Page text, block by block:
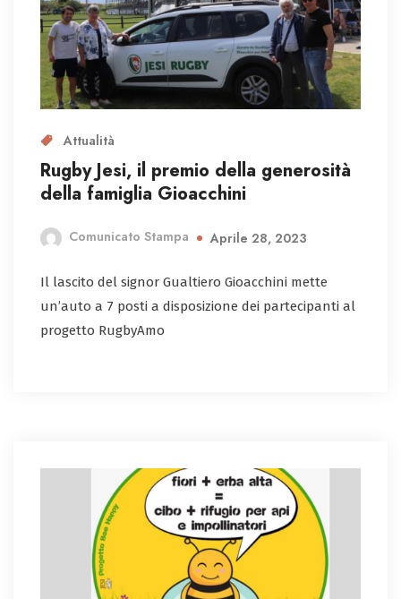
Attualità
Rugby Jesi, il premio della generosità
della famiglia Gioacchini
Comunicato Stampa Aprile 28, 2023
Il lascito del signor Gualtiero Gioacchini mette
un’auto a 7 posti a disposizione dei partecipanti al
progetto RugbyAmo